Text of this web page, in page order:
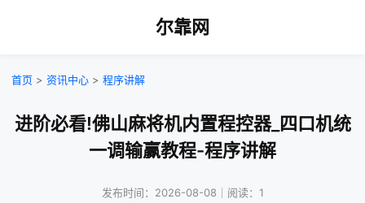
尔靠网
首页 > 资讯中心 > 程序讲解
进阶必看!佛山麻将机内置程控器_四口机统
一调输赢教程-程序讲解
发布时间：2026-08-08｜阅读：1